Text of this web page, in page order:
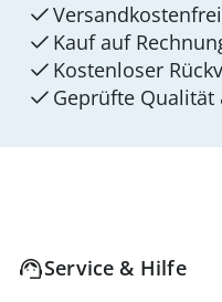
Kauf auf
Kostenloser
Geprüfte Qualität
Service & Hilfe